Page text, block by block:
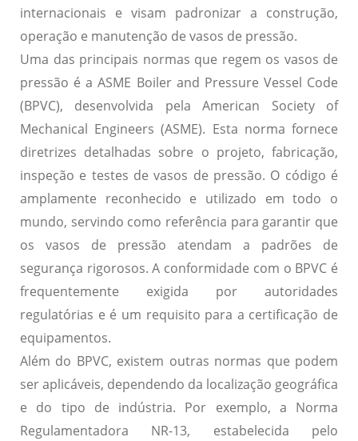
internacionais e visam padronizar a construção,
operação e manutenção de vasos de pressão.
Uma das principais normas que regem os vasos de
pressão é aASME Boiler and Pressure Vessel Code
(BPVC), desenvolvida pela American Society of
Mechanical Engineers (ASME). Esta norma fornece
diretrizes detalhadas sobre o projeto, fabricação,
inspeção e testes de vasos de pressão. O código é
amplamente reconhecido e utilizado em todo o
mundo, servindo como referência para garantir que
os vasos de pressão atendam a padrões de
segurança rigorosos. A conformidade com o BPVC é
frequentemente exigida por autoridades
regulatórias e é um requisito para a certificação de
equipamentos.
Além do BPVC, existem outras normas que podem
ser aplicáveis, dependendo da localização geográfica
e do tipo de indústria. Por exemplo, a Norma
Regulamentadora NR-13, estabelecida pelo